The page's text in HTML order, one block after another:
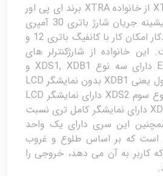
شارژکنترلر XTRA3215N از خانواده XTRA برند ای پی اور
و از نوع MPPT با بیشینه جریان شارژ باتری 30 آمپری
است و به صورت خودکار امکان کار با کانفیگ باتری 12 و
این خانواده از شارژکنترلر های
MPPT برند EPEVER دارای سه نوع XDS1, XDB1 و
XDS2 است که نوع اول یعنی XDB1 بدون نمایشگر LCD
و نوع دوم XDS1 و نوع سوم XDS2 دارای نمایشگر LCD
است که نوع سوم XDS2 دارای نمایشگر کامل تری نسبت
این سری دارای یک واحد
است که بر اساس طلوع و غروب
کاربر به آن می دهد، خروجی را